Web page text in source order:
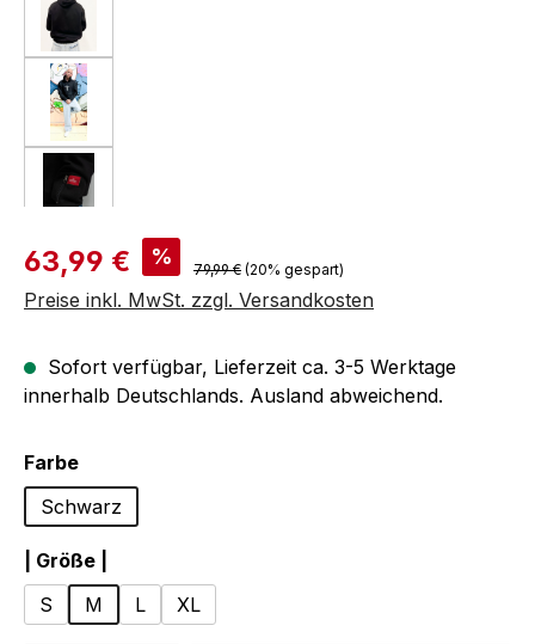
Verkaufspreis:
63,99 € % Regulärer Preis:
79,99 € (20% gespart)
Preise inkl. MwSt. zzgl. Versandkosten
Sofort verfügbar, Lieferzeit ca. 3-5 Werktage
innerhalb Deutschlands. Ausland abweichend.
Farbeauswählen
Schwarz
| Größe |
S
M L XL